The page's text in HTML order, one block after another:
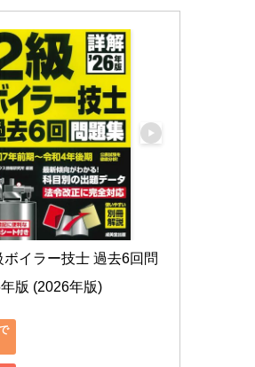
ボイラー技士 過去6回問
版 (2026年版)